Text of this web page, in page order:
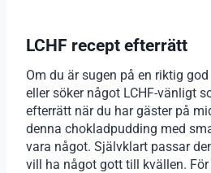
LCHF recept efterrätt
Om du är sugen på en riktig
eller söker något LCHF-vänligt
efterrätt när du har gäster på
denna chokladpudding med
vara något. Självklart passar
vill ha något gott till kvällen.